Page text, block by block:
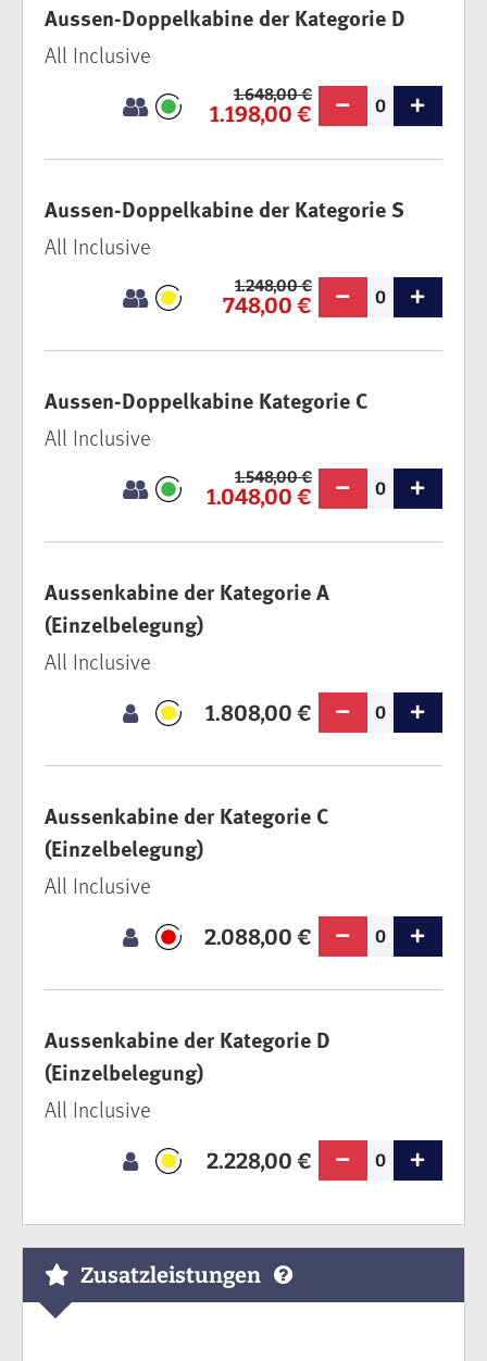
Aussen-Doppelkabine der Kategorie D
1.648,00 €
1.198,00 € 0
All Inclusive
Aussen-Doppelkabine der Kategorie S
1.248,00 €
748,00 € 0
All Inclusive
Aussen-Doppelkabine Kategorie C
1.548,00 €
1.048,00 € 0
All Inclusive
Aussenkabine der Kategorie A
(Einzelbelegung)
1.808,00 € 0
All Inclusive
Aussenkabine der Kategorie C
(Einzelbelegung)
2.088,00 € 0
All Inclusive
Aussenkabine der Kategorie D
(Einzelbelegung)
2.228,00 € 0
All Inclusive
Zusatzleistungen